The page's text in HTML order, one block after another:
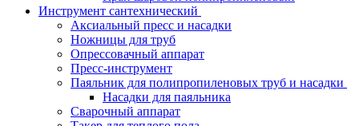
Инструмент сантехнический
Аксиальный пресс и насадки
Ножницы для труб
Опрессовачный аппарат
Пресс-инструмент
Паяльник для полипропиленовых труб и насадки
Насадки для паяльника
Сварочный аппарат